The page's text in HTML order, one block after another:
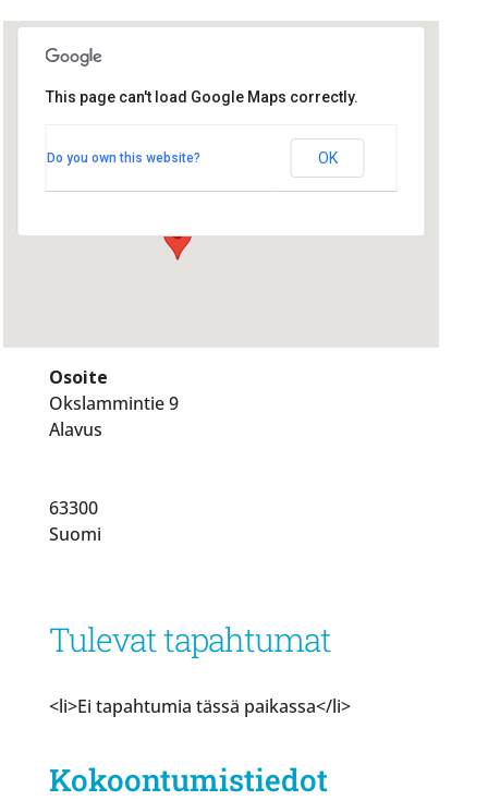
Okslammintie 9 - Alavus
This page can't load Google Maps correctly.
Do you own this website? OK
Osoite
Okslammintie 9
Alavus
63300
Suomi
Tulevat tapahtumat
<li>Ei tapahtumia tässä paikassa</li>
Kokoontumistiedot